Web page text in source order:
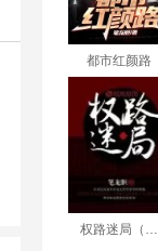
都市红颜路
权路迷局（…